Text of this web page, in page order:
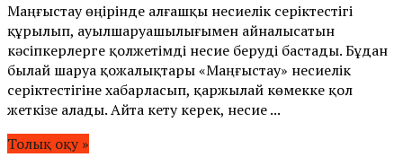
Маңғыстау өңірінде алғашқы несиелік серіктестігі
құрылып, ауылшаруашылығымен айналысатын
кәсіпкерлерге қолжетімді несие беруді бастады. Бұдан
былай шаруа қожалықтары «Маңғыстау» несиелік
серіктестігіне хабарласып, қаржылай көмекке қол
жеткізе алады. Айта кету керек, несие ...
Толық оқу »